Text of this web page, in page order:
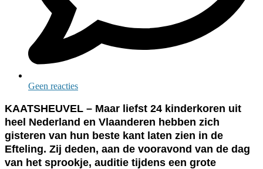
Geen reacties
KAATSHEUVEL – Maar liefst 24 kinderkoren uit
heel Nederland en Vlaanderen hebben zich
gisteren van hun beste kant laten zien in de
Efteling. Zij deden, aan de vooravond van de dag
van het sprookje, auditie tijdens een grote